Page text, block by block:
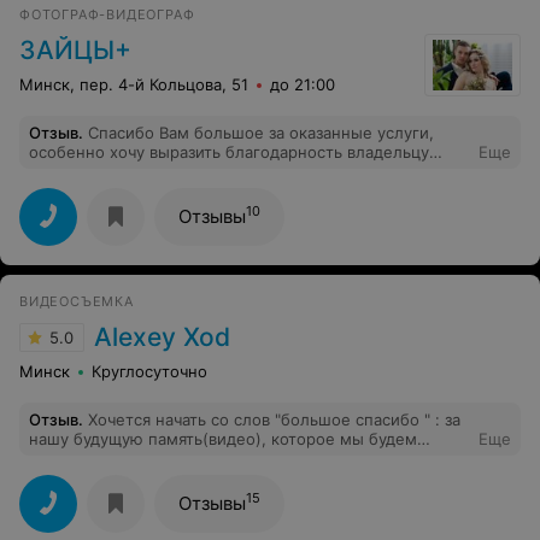
ФОТОГРАФ-ВИДЕОГРАФ
ЗАЙЦЫ+
Минск, пер. 4-й Кольцова, 51 до 21:00
Отзыв. Спасибо Вам большое за оказанные услуги,
особенно хочу выразить благодарность владельцу
начинающему фотографу за помощь сделать ясные
свадебные фото!
Еще
Отзывы10
ВИДЕОСЪЕМКА
5.0 Alexey Xod
Минск Круглосуточно
Отзыв. Хочется начать со слов "большое спасибо " : за
нашу будущую память(видео), которое мы будем
наши будущие дети и внуки.
Еще
Отзывы15